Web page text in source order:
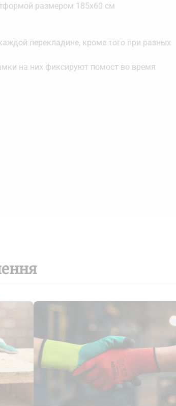
размером 185х60 см
перекладине, кроме того при разных
на них фиксируют помост во время